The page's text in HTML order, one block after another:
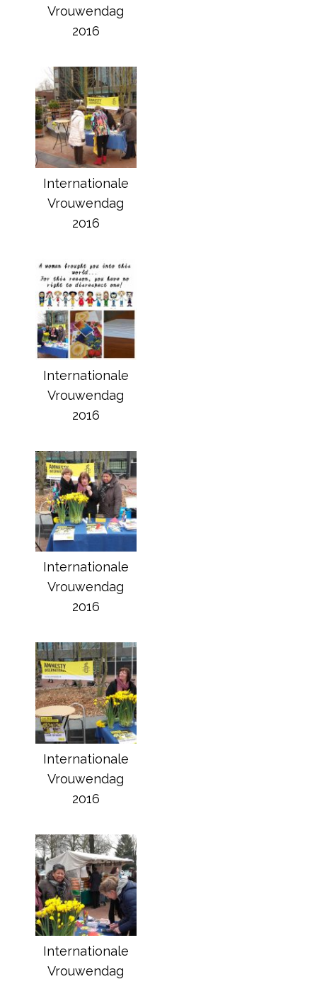
Vrouwendag
2016
Internationale
Vrouwendag
2016
Internationale
Vrouwendag
2016
Internationale
Vrouwendag
2016
Internationale
Vrouwendag
2016
Internationale
Vrouwendag